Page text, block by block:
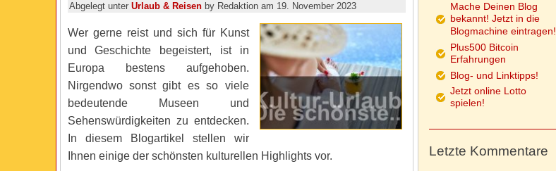
Abgelegt unter Urlaub & Reisenby Redaktion am 19. November 2023
Wer gerne reist und sich für Kunst
und Geschichte begeistert, ist in
Europa bestens aufgehoben.
Nirgendwo sonst gibt es so viele
bedeutende Museen und
Sehenswürdigkeiten zu entdecken.
In diesem Blogartikel stellen wir
Ihnen einige der schönsten kulturellen Highlights vor.
Mache Deinen Blog
bekannt! Jetzt in die
Blogmachine eintragen!
Plus500 Bitcoin
Erfahrungen
Blog- und Linktipps!
Jetzt online Lotto
spielen!
Letzte Kommentare